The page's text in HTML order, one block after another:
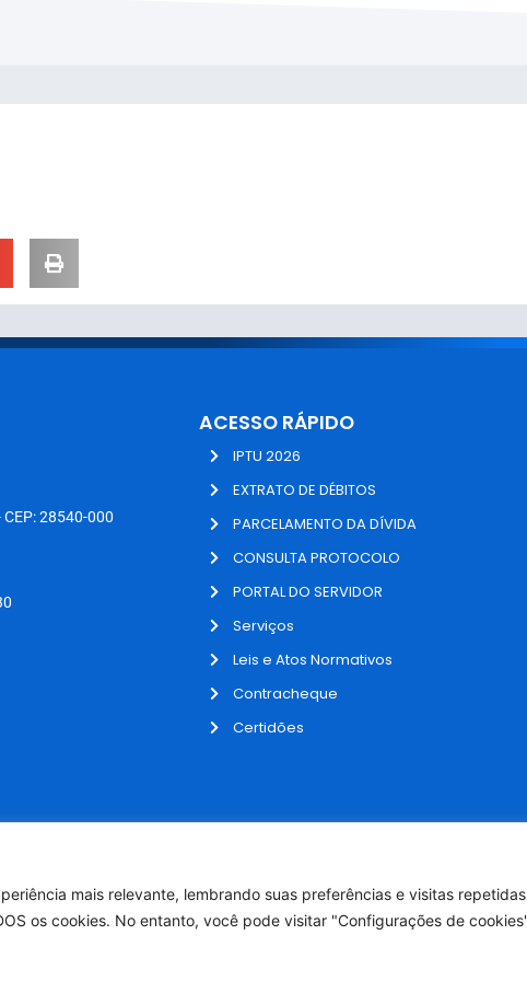
mais relevante, lembrando suas preferências e visitas
os cookies. No entanto, você pode visitar "Configurações de
28540-000
ACESSO RÁPIDO
IPTU 2026
EXTRATO DE DÉBITOS
PARCELAMENTO DA DÍVIDA
CONSULTA PROTOCOLO
PORTAL DO SERVIDOR
Serviços
Leis e Atos Normativos
Contracheque
Certidões